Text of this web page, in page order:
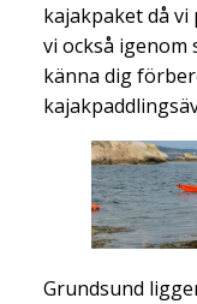
kajakpaket då vi
vi också
känna dig
Grundsund